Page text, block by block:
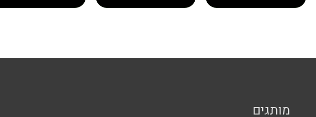
מותגים